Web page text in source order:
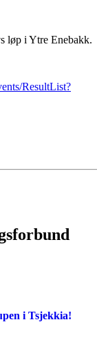
løp i Ytre Enebakk.
ResultList?
i Tsjekkia!